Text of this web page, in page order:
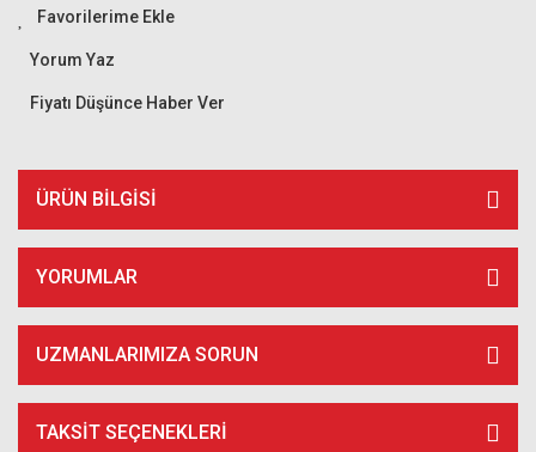
Yorum Yaz
Fiyatı Düşünce Haber Ver
ÜRÜN BILGISI
YORUMLAR
UZMANLARIMIZA SORUN
TAKSIT SEÇENEKLERI